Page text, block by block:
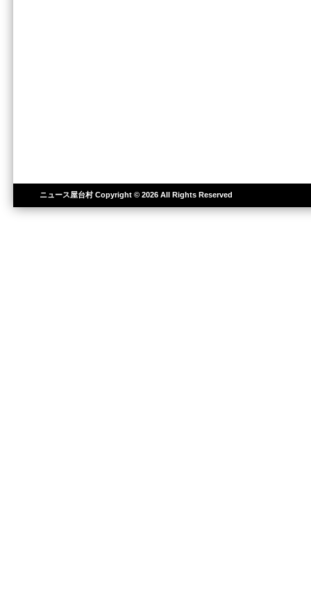
ニュース屋台村Copyright © 2026 All Rights Reserved